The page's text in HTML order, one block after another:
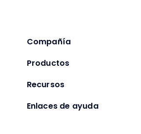
Compañía
Productos
Recursos
Enlaces de ayuda